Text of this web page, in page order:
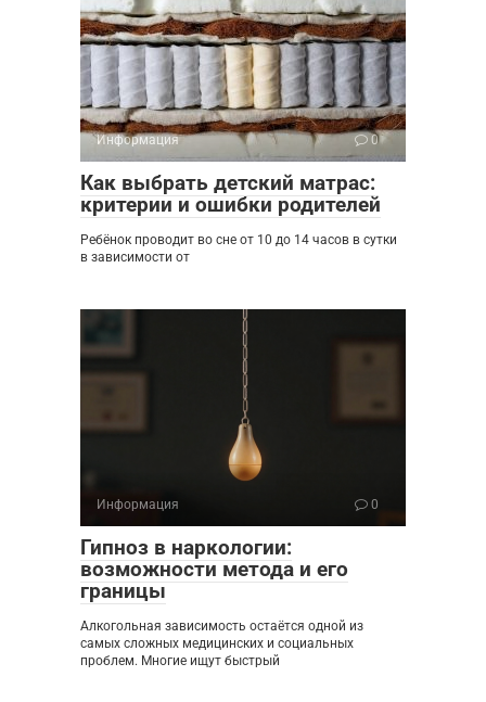
Информация 0
Как выбрать детский матрас:
критерии и ошибки родителей
Ребёнок проводит во сне от 10 до 14 часов в сутки
в зависимости от
Информация 0
Гипноз в наркологии:
возможности метода и его
границы
Алкогольная зависимость остаётся одной из
самых сложных медицинских и социальных
проблем. Многие ищут быстрый